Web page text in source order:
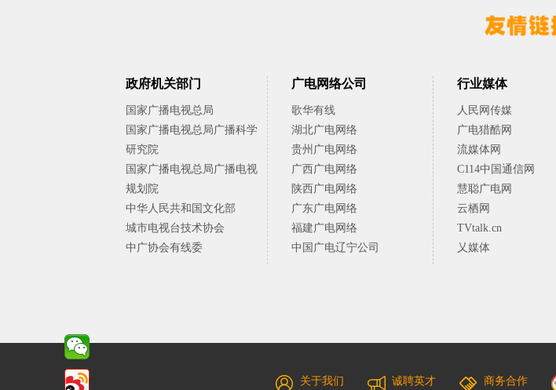
政府机关部门
国家广播电视总局
国家广播电视总局广播科学
研究院
国家广播电视总局广播电视
规划院
中华人民共和国文化部
城市电视台技术协会
中广协会有线委
广电网络公司
歌华有线
湖北广电网络
贵州广电网络
广西广电网络
陕西广电网络
广东广电网络
福建广电网络
中国广电辽宁公司
行业媒体
人民网传媒
广电猎酷网
流媒体网
C114中国通信网
慧聪广电网
云栖网
TVtalk.cn
乂媒体
关于我们 诚聘英才 商务合作